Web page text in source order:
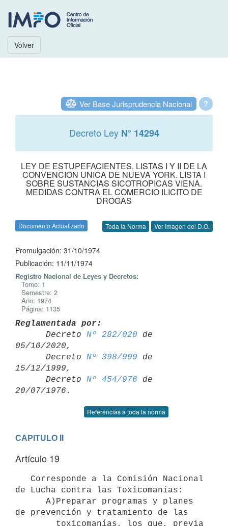
Volver
?
Ver Base Jurisprudencia Nacional
Decreto Ley N° 14294
LEY DE ESTUPEFACIENTES. LISTAS I Y II DE LA
CONVENCION UNICA DE NUEVA YORK. LISTA I
SOBRE SUSTANCIAS SICOTROPICAS VIENA.
MEDIDAS CONTRA EL COMERCIO ILICITO DE
DROGAS
Documento Actualizado Toda la Norma Ver Imagen del D.O.
Promulgación: 31/10/1974
Publicación: 11/11/1974
Registro Nacional de Leyes y Decretos:
Tomo: 1
Semestre: 2
Año: 1974
Página: 1135
Reglamentada por:
Decreto Nº 282/020 de
05/10/2020,
      Decreto
Nº 398/999 de
15/12/1999,
      Decreto
Nº 454/976 de
Referencias a toda la norma
CAPITULO II
Artículo 19
de Lucha contra las Toxicomanías:
de prevención y tratamiento de las